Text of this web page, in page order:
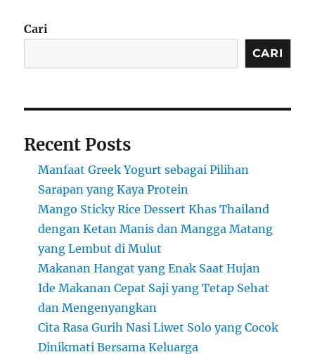
Cari
CARI
Recent Posts
Manfaat Greek Yogurt sebagai Pilihan
Sarapan yang Kaya Protein
Mango Sticky Rice Dessert Khas Thailand
dengan Ketan Manis dan Mangga Matang
yang Lembut di Mulut
Makanan Hangat yang Enak Saat Hujan
Ide Makanan Cepat Saji yang Tetap Sehat
dan Mengenyangkan
Cita Rasa Gurih Nasi Liwet Solo yang Cocok
Dinikmati Bersama Keluarga